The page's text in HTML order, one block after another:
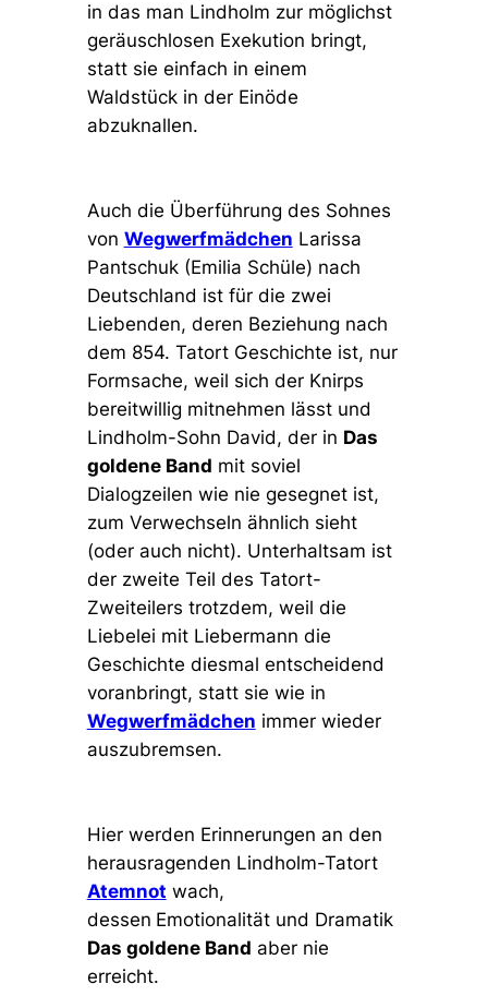
in das man Lindholm zur möglichst
geräuschlosen Exekution bringt,
statt sie einfach in einem
Waldstück in der Einöde
abzuknallen.
Auch die Überführung des Sohnes
von Wegwerfmädchen Larissa
Pantschuk (Emilia Schüle) nach
Deutschland ist für die zwei
Liebenden, deren Beziehung nach
dem 854. Tatort Geschichte ist, nur
Formsache, weil sich der Knirps
bereitwillig mitnehmen lässt und
Lindholm-Sohn David, der in Das
goldene Band mit soviel
Dialogzeilen wie nie gesegnet ist,
zum Verwechseln ähnlich sieht
(oder auch nicht). Unterhaltsam ist
der zweite Teil des Tatort-
Zweiteilers trotzdem, weil die
Liebelei mit Liebermann die
Geschichte diesmal entscheidend
voranbringt, statt sie wie in
Wegwerfmädchen immer wieder
auszubremsen.
Hier werden Erinnerungen an den
herausragenden Lindholm-Tatort
Atemnot wach,
dessen Emotionalität und Dramatik
Das goldene Band aber nie
erreicht.